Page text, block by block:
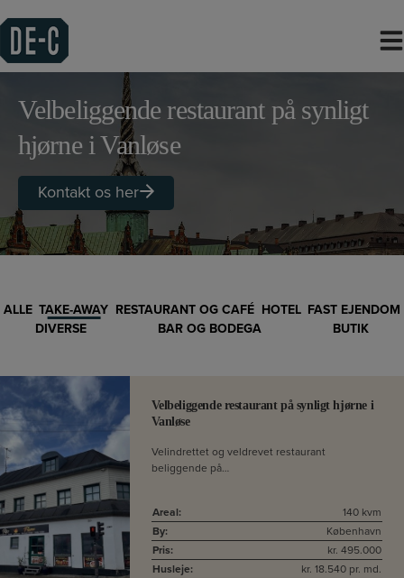
til
indholdet
Velbeliggende restaurant på synligt
hjørne i Vanløse
Kontakt os her
ALLE TAKE-AWAY RESTAURANT OG CAFÉ HOTEL FAST EJENDOM
DIVERSE
BAR OG BODEGA BUTIK
Velbeliggende restaurant på synligt hjørne i
Vanløse
Velindrettet og veldrevet restaurant
beliggende på…
Areal:
140 kvm
By:
København
Pris:
kr. 495.000
Husleje:
kr. 18.540 pr. md.